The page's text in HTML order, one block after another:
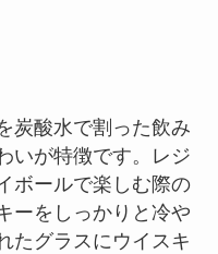
炭酸水で割った飲み
いが特徴です。レジ
ボールで楽しむ際の
ーをしっかりと冷や
たグラスにウイスキ